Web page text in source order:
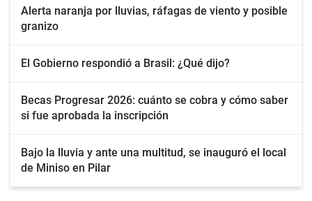
Alerta naranja por lluvias, ráfagas de viento y posible
granizo
El Gobierno respondió a Brasil: ¿Qué dijo?
Becas Progresar 2026: cuánto se cobra y cómo saber
si fue aprobada la inscripción
Bajo la lluvia y ante una multitud, se inauguró el local
de Miniso en Pilar